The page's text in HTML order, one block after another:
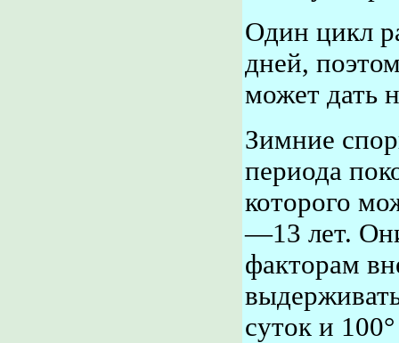
Один цикл
дней,
может дать
Зимние
периода
которого
—13 лет.
факторам
суток и